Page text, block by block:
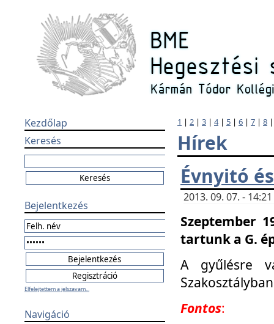
Kezdőlap
Keresés
Bejelentkezés
Elfelejtettem a jelszavam...
Navigáció
1 | 2 | 3 | 4| 5 | 6 | 7 | 8
Hírek
Évnyitó
2013. 09. 07. -
Szeptember
tartunk a G.
A gyűlésre
Fontos: